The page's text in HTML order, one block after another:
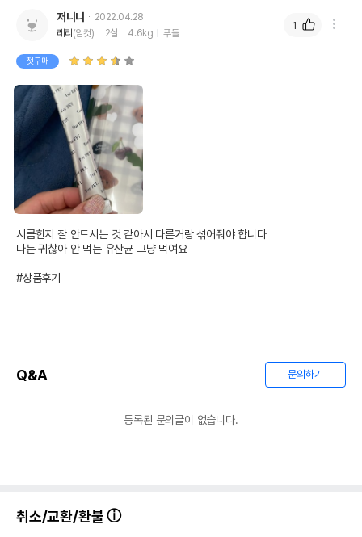
저니니
2022.04.28
레리 (암컷) 2살 4.6kg 푸들
첫구매
시큼한지 잘 안드시는 것 같아서 다른거랑 섞어줘야 합니다
나는 귀찮아 안 먹는 유산균 그냥 먹여요
#상품후기
1
Q&A 문의하기
등록된 문의글이 없습니다.
취소/교환/환불